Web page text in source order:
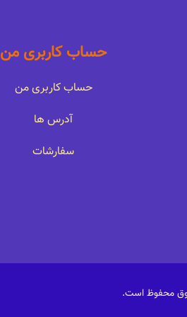
حساب کاربری من
حساب کاربری من
آدرس ها
سفارشات